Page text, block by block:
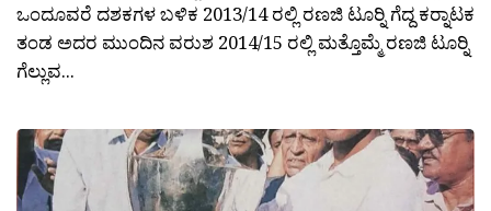
ಒಂದೂವರೆ ದಶಕಗಳ ಬಳಿಕ 2013/14 ರಲ್ಲಿ ರಣಜಿ ಟೂರ‍್ನಿ ಗೆದ್ದ ಕರ‍್ನಾಟಕ
ತಂಡ ಅದರ ಮುಂದಿನ ವರುಶ 2014/15 ರಲ್ಲಿ ಮತ್ತೊಮ್ಮೆ ರಣಜಿ ಟೂರ‍್ನಿ
ಗೆಲ್ಲುವ...